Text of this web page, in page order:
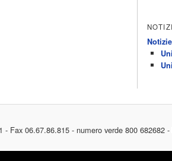
Fax 06.67.86.815 - numero verde 800 682682